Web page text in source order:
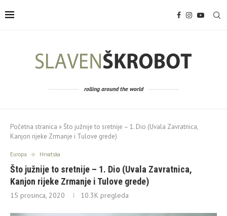
rolling around the world
Početna stranica »Što južnije to sretnije – 1. Dio (Uvala Zavratnica,
Kanjon rijeke Zrmanje i Tulove grede)
Europa Hrvatska
Što južnije to sretnije – 1. Dio (Uvala Zavratnica,
Kanjon rijeke Zrmanje i Tulove grede)
15 prosinca, 2020 10.3K pregleda